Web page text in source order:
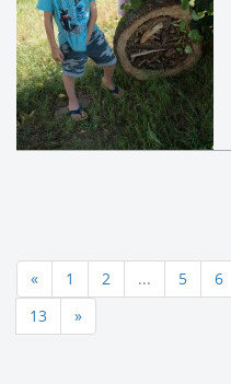
« 1 2 ... 5 6
13
»